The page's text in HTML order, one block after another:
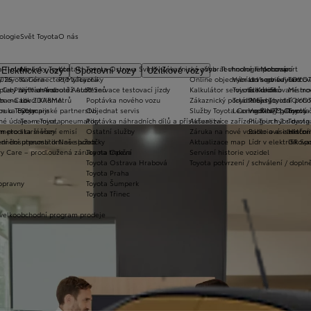
Elektrické vozy Sportovní vozy
Užitkové vozyVybrat vhodné financování
Vybrat vhodné
Toyota Kredit
Toyota Easy
Leasing KINTO One
zimních kol
na rok ZDARMA
Extracare
pro starší vozy
pneumatik
Care – prodloužená záruka na trakční
program prodeje
Zákaznická zóna
Online objednání do servisu
Kalkulátor servisních úkonů
Zákaznický portál Moje Toyota
Služby Toyota Connected/MyToyota
Aktualizace zařízení Touch 2 s
Záruka na nové vozidlo a asistenční
Aktualizace map
Servisní historie vozidel
Toyota potvrzení / schválení /
T-mate
Toyota Connected/MyToyota
CarPlay™ a Android Auto™
e-Call
u Toyoty
údaje – emise, pneumatiky
metodika měření emisí
dosutpnosti online služeb
Technologie pohonu
Let's go beyond
Elektrifikované
Plně hybridní
Vodíkový palivový
Plug-in hybrid
Bateriové
Lídr v
Svět Toyota
Novinky Toyota
Kariéra
Výtvarná soutěž Auto Snů
Lovci Kilometrů
Olympijské partnerství
Team Toyota
Motorsport
GR
O nás
Kontakt Toyota Ostrava Svinov
Pro zákazníky
Rezervace testovací jízdy
Poptávka nového vozu
Objednat servis
Poptávka náhradních dílů a příslušenství
Ostatní služby
Naše pobočky
Toyota Opava
Toyota Ostrava Hrabová
Toyota Praha
Toyota Šumperk
Toyota Třinec